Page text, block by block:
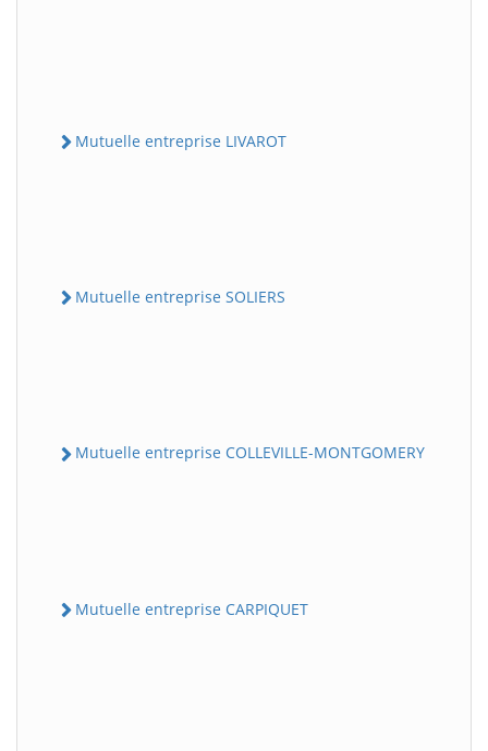
Mutuelle entreprise LIVAROT
Mutuelle entreprise SOLIERS
Mutuelle entreprise COLLEVILLE-MONTGOMERY
Mutuelle entreprise CARPIQUET